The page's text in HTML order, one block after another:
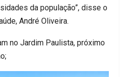
da população”, disse o
André Oliveira.
no Jardim Paulista, próximo